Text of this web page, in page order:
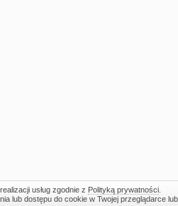
usług zgodnie z Polityką prywatności.
lub dostępu do cookie w Twojej przeglądarce lub